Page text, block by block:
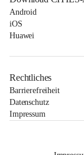
Android
iOS
Huawei
Rechtliches
Barrierefreiheit
Datenschutz
Impressum